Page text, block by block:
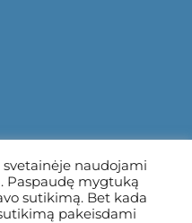
naudojami
Paspaudę mygtuką
sutikimą. Bet kada
pakeisdami